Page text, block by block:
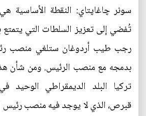
سونر چاغاپتاي: النقطة الأساسية
تُفضي إلى تعزيز السلطات التي يتمتع
رجب طيب أردوغان ستلغي منصب
بدمجه مع منصب الرئيس. ومن شأن
تركيا البلد الديمقراطي الوحيد
قبرص، الذي لا يوجد فيه منصب رئيس